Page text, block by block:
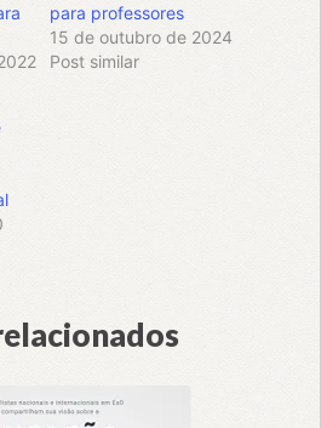
para professores
15 de outubro de 2024
Post similar